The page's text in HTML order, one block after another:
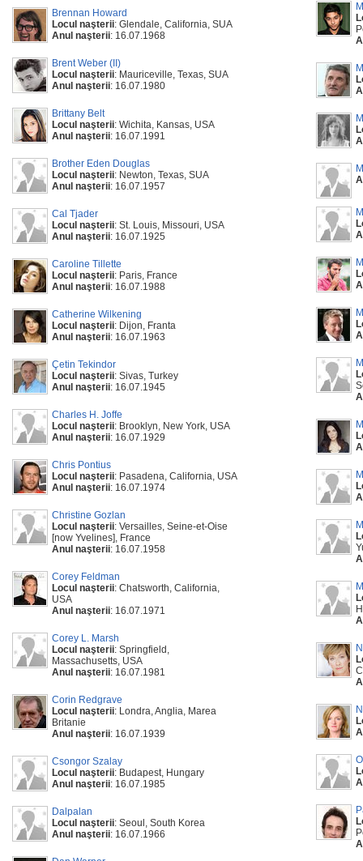
Brennan Howard
Locul naşterii: Glendale, California, SUA
Anul naşterii: 16.07.1968
Brent Weber (II)
Locul naşterii: Mauriceville, Texas, SUA
Anul naşterii: 16.07.1980
Brittany Belt
Locul naşterii: Wichita, Kansas, USA
Anul naşterii: 16.07.1991
Brother Eden Douglas
Locul naşterii: Newton, Texas, SUA
Anul naşterii: 16.07.1957
Cal Tjader
Locul naşterii: St. Louis, Missouri, USA
Anul naşterii: 16.07.1925
Caroline Tillette
Locul naşterii: Paris, France
Anul naşterii: 16.07.1988
Catherine Wilkening
Locul naşterii: Dijon, Franta
Anul naşterii: 16.07.1963
Çetin Tekindor
Locul naşterii: Sivas, Turkey
Anul naşterii: 16.07.1945
Charles H. Joffe
Locul naşterii: Brooklyn, New York, USA
Anul naşterii: 16.07.1929
Chris Pontius
Locul naşterii: Pasadena, California, USA
Anul naşterii: 16.07.1974
Christine Gozlan
Locul naşterii: Versailles, Seine-et-Oise
[now Yvelines], France
Anul naşterii: 16.07.1958
Corey Feldman
Locul naşterii: Chatsworth, California,
USA
Anul naşterii: 16.07.1971
Corey L. Marsh
Locul naşterii: Springfield,
Massachusetts, USA
Anul naşterii: 16.07.1981
Corin Redgrave
Locul naşterii: Londra, Anglia, Marea
Britanie
Anul naşterii: 16.07.1939
Csongor Szalay
Locul naşterii: Budapest, Hungary
Anul naşterii: 16.07.1985
Dalpalan
Locul naşterii: Seoul, South Korea
Anul naşterii: 16.07.1966